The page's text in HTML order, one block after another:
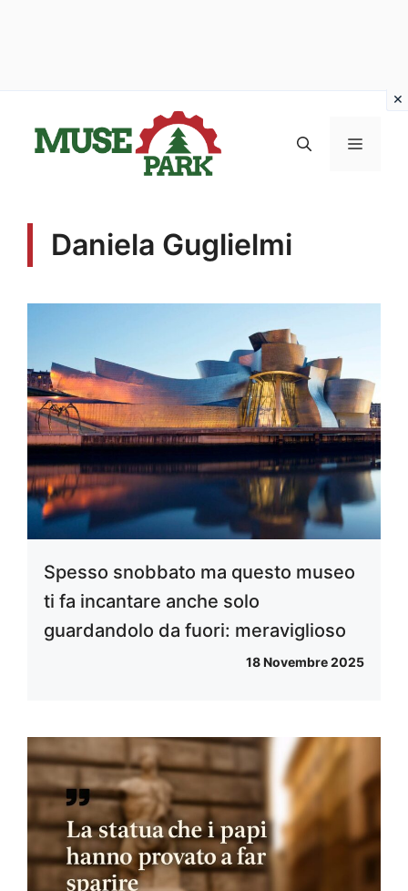
MENU
Daniela Guglielmi
Spesso snobbato ma questo museo
ti fa incantare anche solo
guardandolo da fuori: meraviglioso
18 Novembre 2025